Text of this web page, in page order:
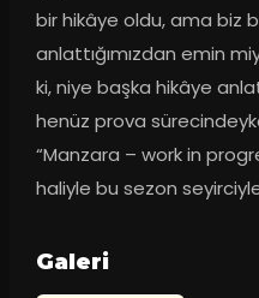
bir hikâye oldu, ama biz
anlattığımızdan emin
ki, niye başka hikâye
henüz prova
“Manzara – work in
haliyle bu sezon
Galeri